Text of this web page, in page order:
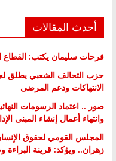
أحدث المقالات
فرحات سليمان يكتب: القطاع
حزب التحالف الشعبي يطلق
الانتهاكات ودعم المرضى
صور .. اعتماد الرسومات
وانتهاء أعمال إنشاء المبنى
المجلس القومي لحقوق
زهران.. ويؤكد: قرينة